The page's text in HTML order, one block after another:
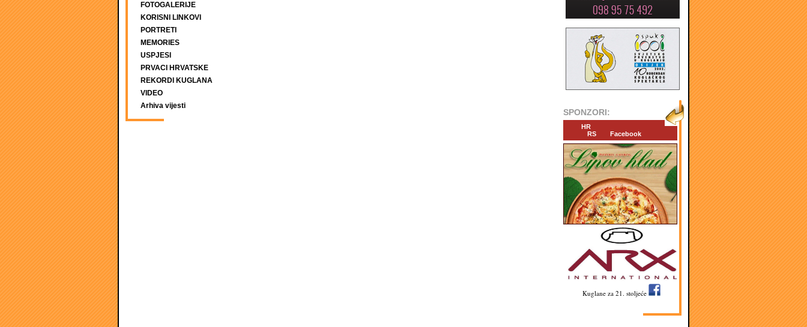
FOTOGALERIJE
KORISNI LINKOVI
PORTRETI
MEMORIES
USPJESI
PRVACI HRVATSKE
REKORDI KUGLANA
VIDEO
Arhiva vijesti
SPONZORI:
HR
RS
Facebook
Kuglane za 21. stoljeće